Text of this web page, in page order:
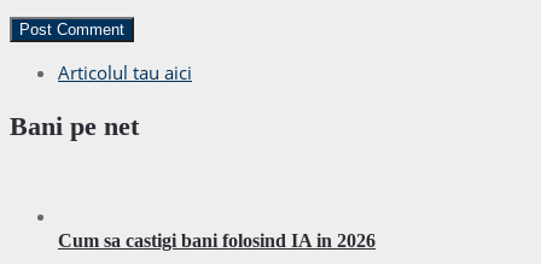
Articolul tau aici
Bani pe net
Cum sa castigi bani folosind IA in 2026